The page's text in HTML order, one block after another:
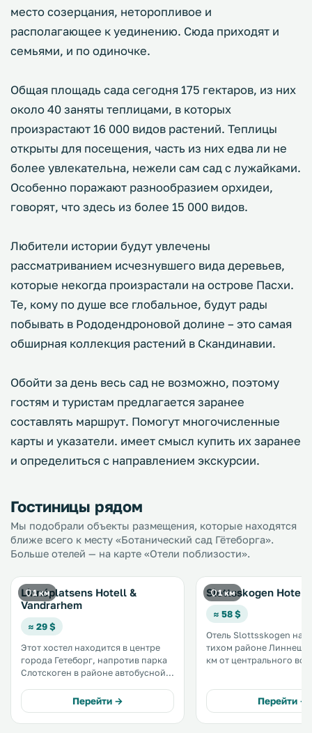
место созерцания, неторопливое и
располагающее к уединению. Сюда приходят и
семьями, и по одиночке.
Общая площадь сада сегодня 175 гектаров, из них
около 40 заняты теплицами, в которых
произрастают 16 000 видов растений. Теплицы
открыты для посещения, часть из них едва ли не
более увлекательна, нежели сам сад с лужайками.
Особенно поражают разнообразием орхидеи,
говорят, что здесь из более 15 000 видов.
Любители истории будут увлечены
рассматриванием исчезнувшего вида деревьев,
которые некогда произрастали на острове Пасхи.
Те, кому по душе все глобальное, будут рады
побывать в Рододендроновой долине – это самая
обширная коллекция растений в Скандинавии.
Обойти за день весь сад не возможно, поэтому
гостям и туристам предлагается заранее
составлять маршрут. Помогут многочисленные
карты и указатели. имеет смысл купить их заранее
и определиться с направлением экскурсии.
Гостиницы рядом
Мы подобрали объекты размещения, которые находятся
ближе всего к месту «Ботанический сад Гётеборга».
Больше отелей — на карте «Отели поблизости».
1 км
Linnéplatsens Hotell &
Vandrarhem
≈ 29 $
Этот хостел находится в центре
города Гетеборг, напротив парка
Слотскоген в районе автобусной и
Linnéplatsen. К услугам гостей
бесплатный Wi-Fi и общая кухня, а
также чистые и современные
Перейти →
1 км
Slottsskogen Hotel
≈ 58 $
Отель Slottsskogen
тихом районе
км от центрального
парка развлечений
км. .
Перейти →